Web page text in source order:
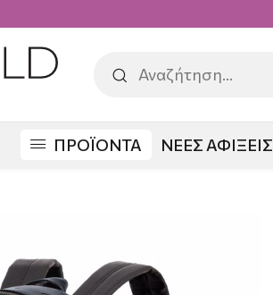
ΠΡΟΪΟΝΤΑ ΝΕΕΣ ΑΦΙΞΕΙΣ